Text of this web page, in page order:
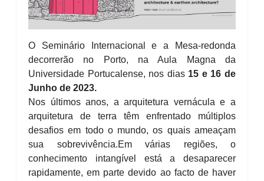
O Seminário Internacional e a Mesa-redonda
decorrerão no Porto, na Aula Magna da
Universidade Portucalense, nos dias 15 e 16 de
Junho de 2023.
Nos últimos anos, a arquitetura vernácula e a
arquitetura de terra têm enfrentado múltiplos
desafios em todo o mundo, os quais ameaçam
sua sobrevivência.Em várias regiões, o
conhecimento intangível está a desaparecer
rapidamente, em parte devido ao facto de haver